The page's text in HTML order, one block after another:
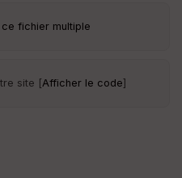
fichier multiple
site [Afficher le code]